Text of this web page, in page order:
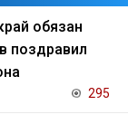
обязан
поздравил
295